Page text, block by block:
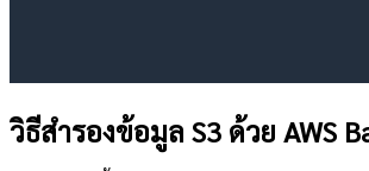
วิธีสำรองข้อมูล S3 ด้วย AWS